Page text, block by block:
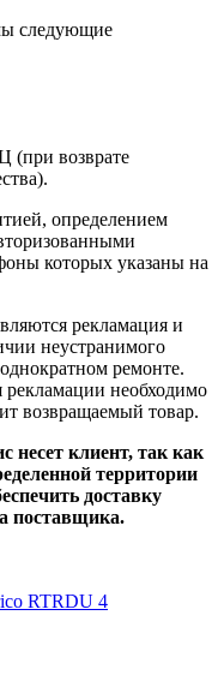
следующие
(при возврате
определением
которых указаны на
рекламация и
неустранимого
ремонте.
рекламации необходимо
возвращаемый товар.
несет клиент, так как
территории
доставку
поставщика.
RTRDU 4